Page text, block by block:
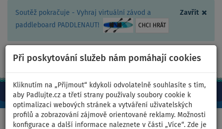
Zavřít ×
Soutěž pokračuje - Vyhraj virtuální závod a
paddleboard PADDLENAUT!
CHCI HRÁT
Při poskytování služeb nám pomáhají cookies
Kliknutím na „Přijmout“ kdykoli odvolatelně souhlasíte s tím,
aby Padlujte.cz a třetí strany používaly soubory cookie k
optimalizaci webových stránek a vytváření uživatelských
profilů a zobrazování zájmově orientované reklamy. Možnosti
konfigurace a další informace naleznete v části „Více“. Zde je
CZ/Kč +420 467 409 090 0ks
Domů >Čluny a motory